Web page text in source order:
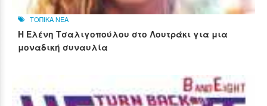
ΤΟΠΙΚΑ ΝΕΑ
Η Ελένη Τσαλιγοπούλου στο Λουτράκι για μια
μοναδική συναυλία